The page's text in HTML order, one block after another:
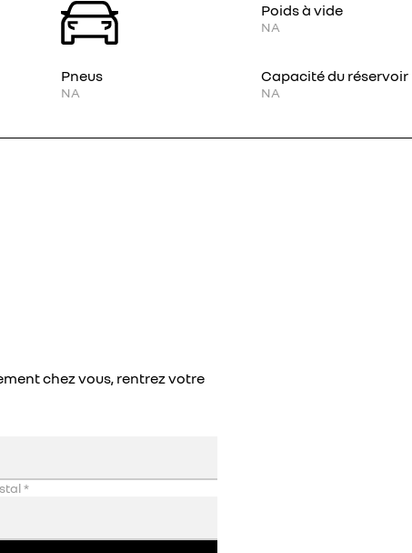
Poids à vide
NA
Pneus
NA
Capacité du réservoir
NA
chez vous, rentrez votre
*